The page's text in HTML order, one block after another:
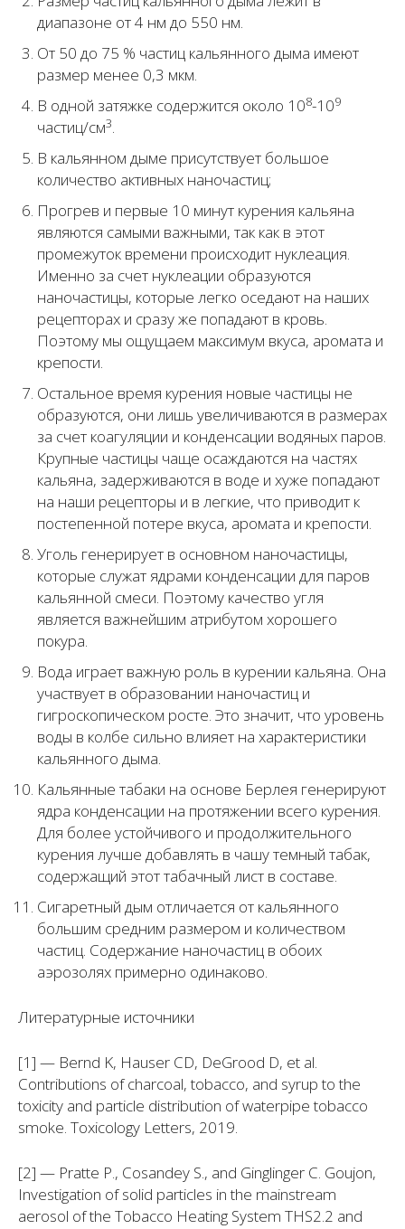
диапазоне от 4 нм до 550 нм.
От 50 до 75 % частиц кальянного дыма имеют
размер менее 0,3 мкм.
В одной затяжке содержится около 108-109
частиц/см3.
В кальянном дыме присутствует большое
количество активных наночастиц;
Прогрев и первые 10 минут курения кальяна
являются самыми важными, так как в этот
промежуток времени происходит нуклеация.
Именно за счет нуклеации образуются
наночастицы, которые легко оседают на наших
рецепторах и сразу же попадают в кровь.
Поэтому мы ощущаем максимум вкуса, аромата и
крепости.
Остальное время курения новые частицы не
образуются, они лишь увеличиваются в размерах
за счет коагуляции и конденсации водяных паров.
Крупные частицы чаще осаждаются на частях
кальяна, задерживаются в воде и хуже попадают
на наши рецепторы и в легкие, что приводит к
постепенной потере вкуса, аромата и крепости.
Уголь генерирует в основном наночастицы,
которые служат ядрами конденсации для паров
кальянной смеси. Поэтому качество угля
является важнейшим атрибутом хорошего
покура.
Вода играет важную роль в курении кальяна. Она
участвует в образовании наночастиц и
гигроскопическом росте. Это значит, что уровень
воды в колбе сильно влияет на характеристики
кальянного дыма.
Кальянные табаки на основе Берлея генерируют
ядра конденсации на протяжении всего курения.
Для более устойчивого и продолжительного
курения лучше добавлять в чашу темный табак,
содержащий этот табачный лист в составе.
Сигаретный дым отличается от кальянного
большим средним размером и количеством
частиц. Содержание наночастиц в обоих
аэрозолях примерно одинаково.
Литературные источники
[1] — Bernd K, Hauser CD, DeGrood D, et al.
Contributions of charcoal, tobacco, and syrup to the
toxicity and particle distribution of waterpipe tobacco
smoke. Toxicology Letters, 2019.
[2] — Pratte P., Cosandey S., and Ginglinger C. Goujon,
Investigation of solid particles in the mainstream
aerosol of the Tobacco Heating System THS2.2 and